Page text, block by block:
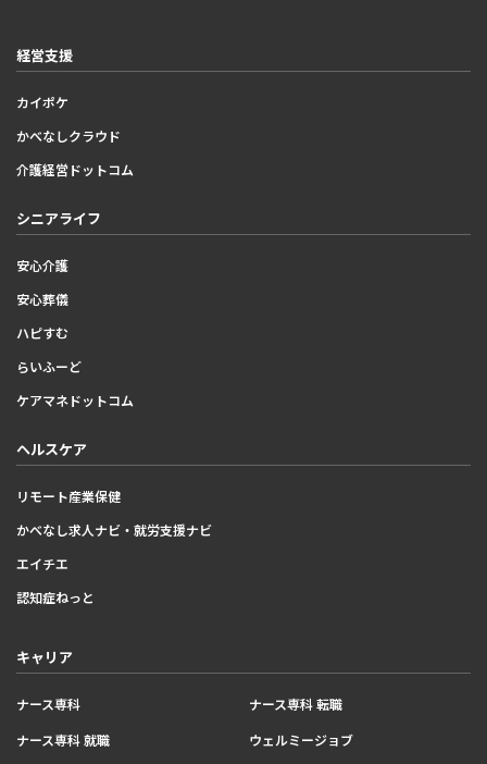
経営支援
カイポケ
かべなしクラウド
介護経営ドットコム
シニアライフ
安心介護
安心葬儀
ハピすむ
らいふーど
ケアマネドットコム
ヘルスケア
リモート産業保健
かべなし求人ナビ・就労支援ナビ
エイチエ
認知症ねっと
キャリア
ナース専科
ナース専科 転職
ナース専科 就職
ウェルミージョブ